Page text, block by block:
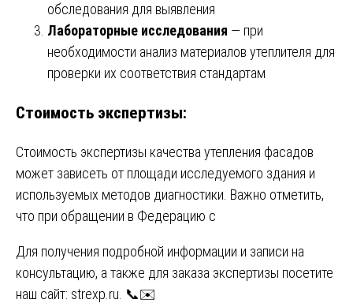
обследования для выявления
Лабораторные исследования — при
необходимости анализ материалов утеплителя для
проверки их соответствия стандартам
Стоимость экспертизы:
Стоимость экспертизы качества утепления фасадов
может зависеть от площади исследуемого здания и
используемых методов диагностики. Важно отметить,
что при обращении в Федерацию с
Для получения подробной информации и записи на
консультацию, а также для заказа экспертизы посетите
наш сайт: strexp.ru. 📞✉️